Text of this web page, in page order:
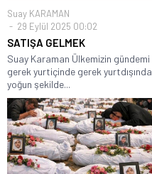
Suay KARAMAN
29 Eylül 2025 00:02
SATIŞA GELMEK
Suay Karaman Ülkemizin gündemi
gerek yurtiçinde gerek yurtdışında
yoğun şekilde...